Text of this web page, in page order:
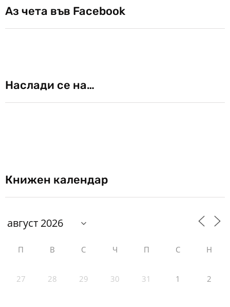
Аз чета във Facebook
Наслади се на…
Книжен календар
П В С Ч П С Н
27 28 29 30 31 1 2